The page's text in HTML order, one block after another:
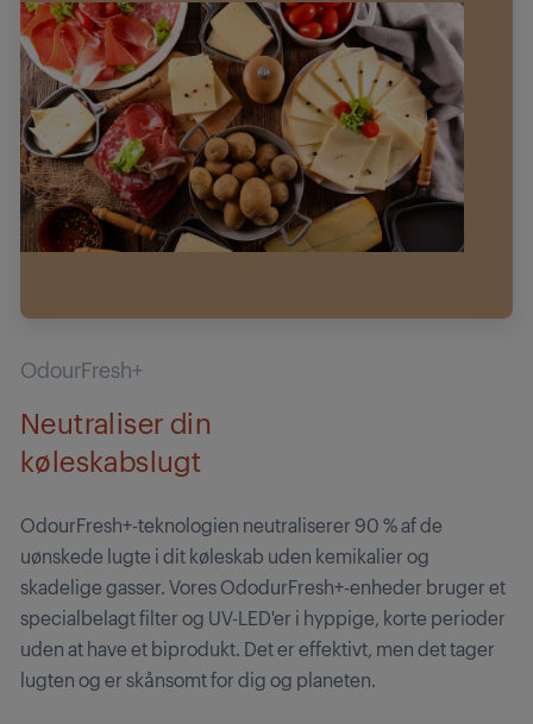
OdourFresh+
Neutraliser din
køleskabslugt
OdourFresh+-teknologien neutraliserer 90 % af de
uønskede lugte i dit køleskab uden kemikalier og
skadelige gasser. Vores OdodurFresh+-enheder bruger et
specialbelagt filter og UV-LED'er i hyppige, korte perioder
uden at have et biprodukt. Det er effektivt, men det tager
lugten og er skånsomt for dig og planeten.